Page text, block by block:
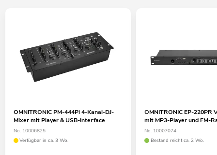
OMNITRONIC PM-444Pi 4-Kanal-DJ-
Mixer mit Player & USB-Interface
No. 10006825
Verfügbar in ca. 3 Wo.
OMNITRONIC EP-220PR
mit MP3-Player und FM-
No. 10007074
Bestand reicht ca. 2 Wo.